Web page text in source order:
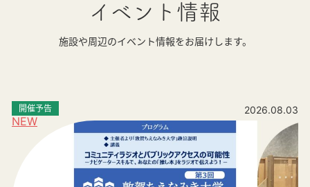
イベント情報
施設や周辺のイベント情報をお届けします。
NEW
開催予告 2026.08.03